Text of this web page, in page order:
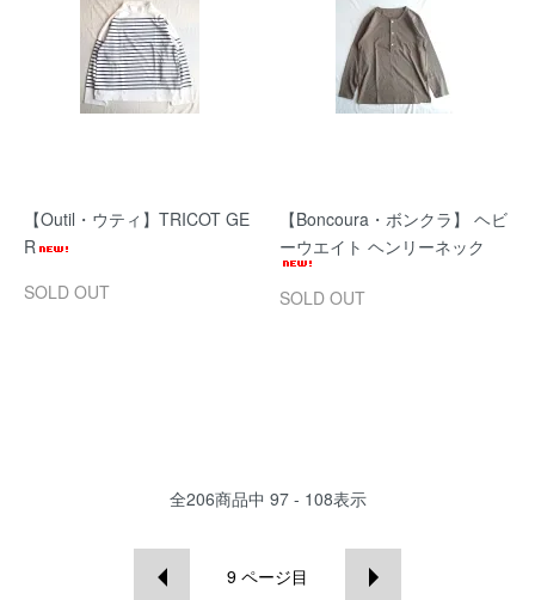
【Outil・ウティ】TRICOT GE
R
SOLD OUT
【Boncoura・ボンクラ】 ヘビ
ーウエイト ヘンリーネック
SOLD OUT
全206商品中 97 - 108表示
9 ページ目